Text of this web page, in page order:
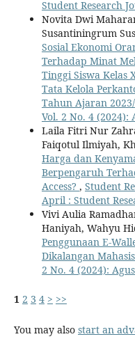
Student Research
Novita Dwi
Susantiningrum
Sosial Ekonomi
Terhadap Minat
Tinggi Siswa Kelas
Tata Kelola
Tahun Ajaran
Vol. 2 No. 4 (2024):
Laila Fitri Nur
Faiqotul Ilmiyah,
Harga dan
Berpengaruh
Access? , Student
April : Student
Vivi Aulia
Haniyah, Wahyu
Penggunaan E-
Dikalangan
2 No. 4 (2024):
1 2 3 4 > >>
You may also start an